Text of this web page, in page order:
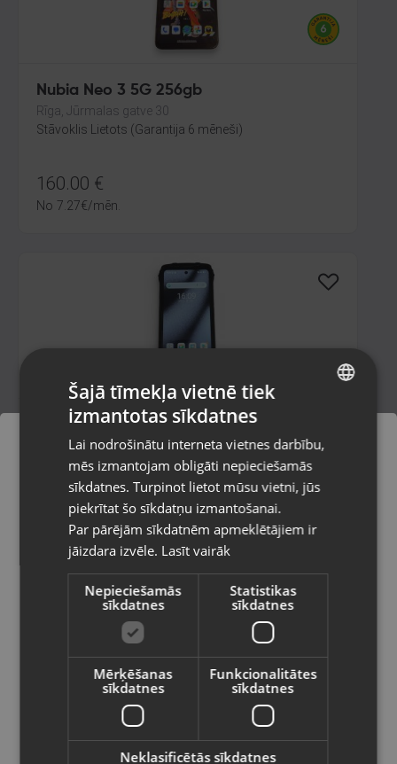
Nubia Neo 3 5G 256gb
Rīga, Jūrmalas gatve 30
Stāvoklis Lietots (Garantija 6 mēneši)
160.00 €
No 7.27€/mēn.
Oscal PILOT 3
Rīga, Dižozolu iela 11
Stāvoklis Lietots (Garantija 6 mēneši)
180.00€
/mēn.
OUKITEL K8
Pasūtījumi tiks piegādāti uz
izvēlēto valsti
Vietnes saturs būs attēlots izvēlētajā
valodā
Valsts
Latviešu / Latvian
RUSSIAN
Šajā tīmekļa vietnē tiek
izmantotas sīkdatnes
Lai nodrošinātu interneta vietnes darbību,
mēs izmantojam obligāti nepieciešamās
sīkdatnes. Turpinot lietot mūsu vietni, jūs
piekrītat šo sīkdatņu izmantošanai.
Par pārējām sīkdatnēm apmeklētājiem ir
jāizdara izvēle. Lasīt vairāk
Nepieciešamās
sīkdatnes
Statistikas
sīkdatnes
Mērķēšanas
sīkdatnes
Funkcionalitātes
sīkdatnes
Neklasificētās sīkdatnes